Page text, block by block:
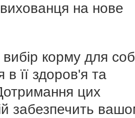
на нове
корму для
в її здоров'я та
цих
забезпечить